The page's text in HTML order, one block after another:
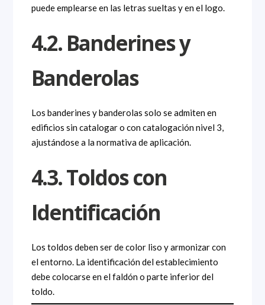
puede emplearse en las letras sueltas y en el logo.
4.2. Banderines y
Banderolas
Los banderines y banderolas solo se admiten en
edificios sin catalogar o con catalogación nivel 3,
ajustándose a la normativa de aplicación.
4.3. Toldos con
Identificación
Los toldos deben ser de color liso y armonizar con
el entorno. La identificación del establecimiento
debe colocarse en el faldón o parte inferior del
toldo.